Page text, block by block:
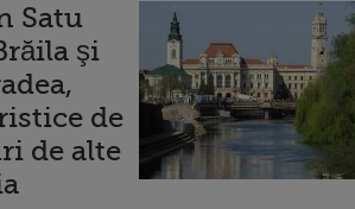
Satu
şi
de
de alte